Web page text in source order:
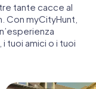
tante cacce al
myCityHunt,
tuoi amici o i tuoi